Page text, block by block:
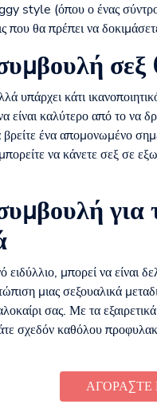
style (όπου ο ένας
που θα πρέπει να
υπάρχει κάτι
καλύτερο από το να
ένα απομονωμένο
να κάνετε σεξ σε
για
ειδύλλιο, μπορεί να είναι
μιας σεξουαλικά
σας. Με τα
σχεδόν καθόλου
ΑΓΟΡΆΣΤΕ